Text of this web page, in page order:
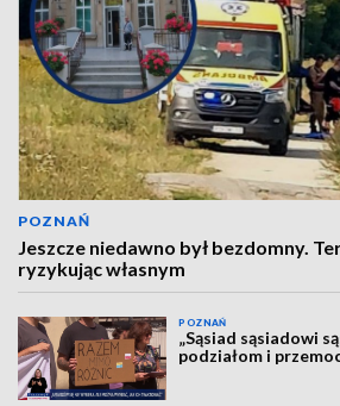
POZNAŃ
Jeszcze niedawno był bezdomny.
ryzykując własnym
POZNAŃ
„Sąsiad sąsiadowi
podziałom i